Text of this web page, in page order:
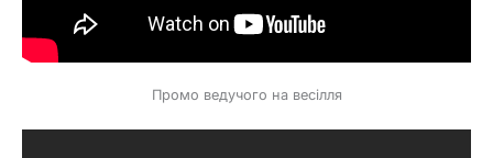
Промо ведучого на весілля